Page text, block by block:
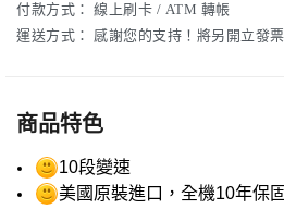
付款方式： 線上刷卡 / ATM 轉帳
運送方式：
感謝您的支持！將另開立發票
商品特色
10段變速
美國原裝進口，全機10年保固